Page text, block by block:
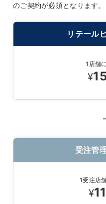
のご契約が必須となります。
リテール
1店舗
¥
受注管
1受注店
¥